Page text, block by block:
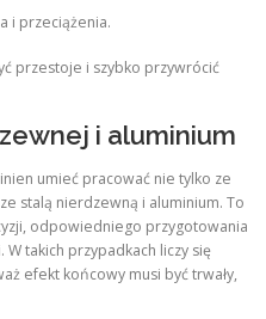
i przeciążenia.
przestoje i szybko przywrócić
i aluminium
umieć pracować nie tylko ze
stalą nierdzewną i aluminium. To
odpowiedniego przygotowania
takich przypadkach liczy się
efekt końcowy musi być trwały,